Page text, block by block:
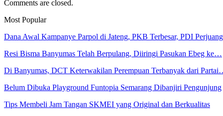
Comments are closed.
Most Popular
Dana Awal Kampanye Parpol di Jateng, PKB Terbesar, PDI
Resi Bisma Banyumas Telah Berpulang, Diiringi Pasukan Ebeg ke…
Di Banyumas, DCT Keterwakilan Perempuan Terbanyak dari
Belum Dibuka Playground Funtopia Semarang Dibanjiri Pengunjung
Tips Membeli Jam Tangan SKMEI yang Original dan Berkualitas